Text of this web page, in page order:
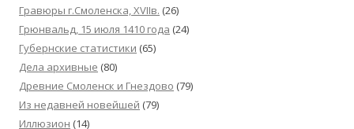
Гравюры г.Смоленска, XVIIв. (26)
Грюнвальд, 15 июля 1410 года (24)
Губернские статистики (65)
Дела архивные (80)
Древние Смоленск и Гнездово (79)
Из недавней новейшей (79)
Иллюзион (14)